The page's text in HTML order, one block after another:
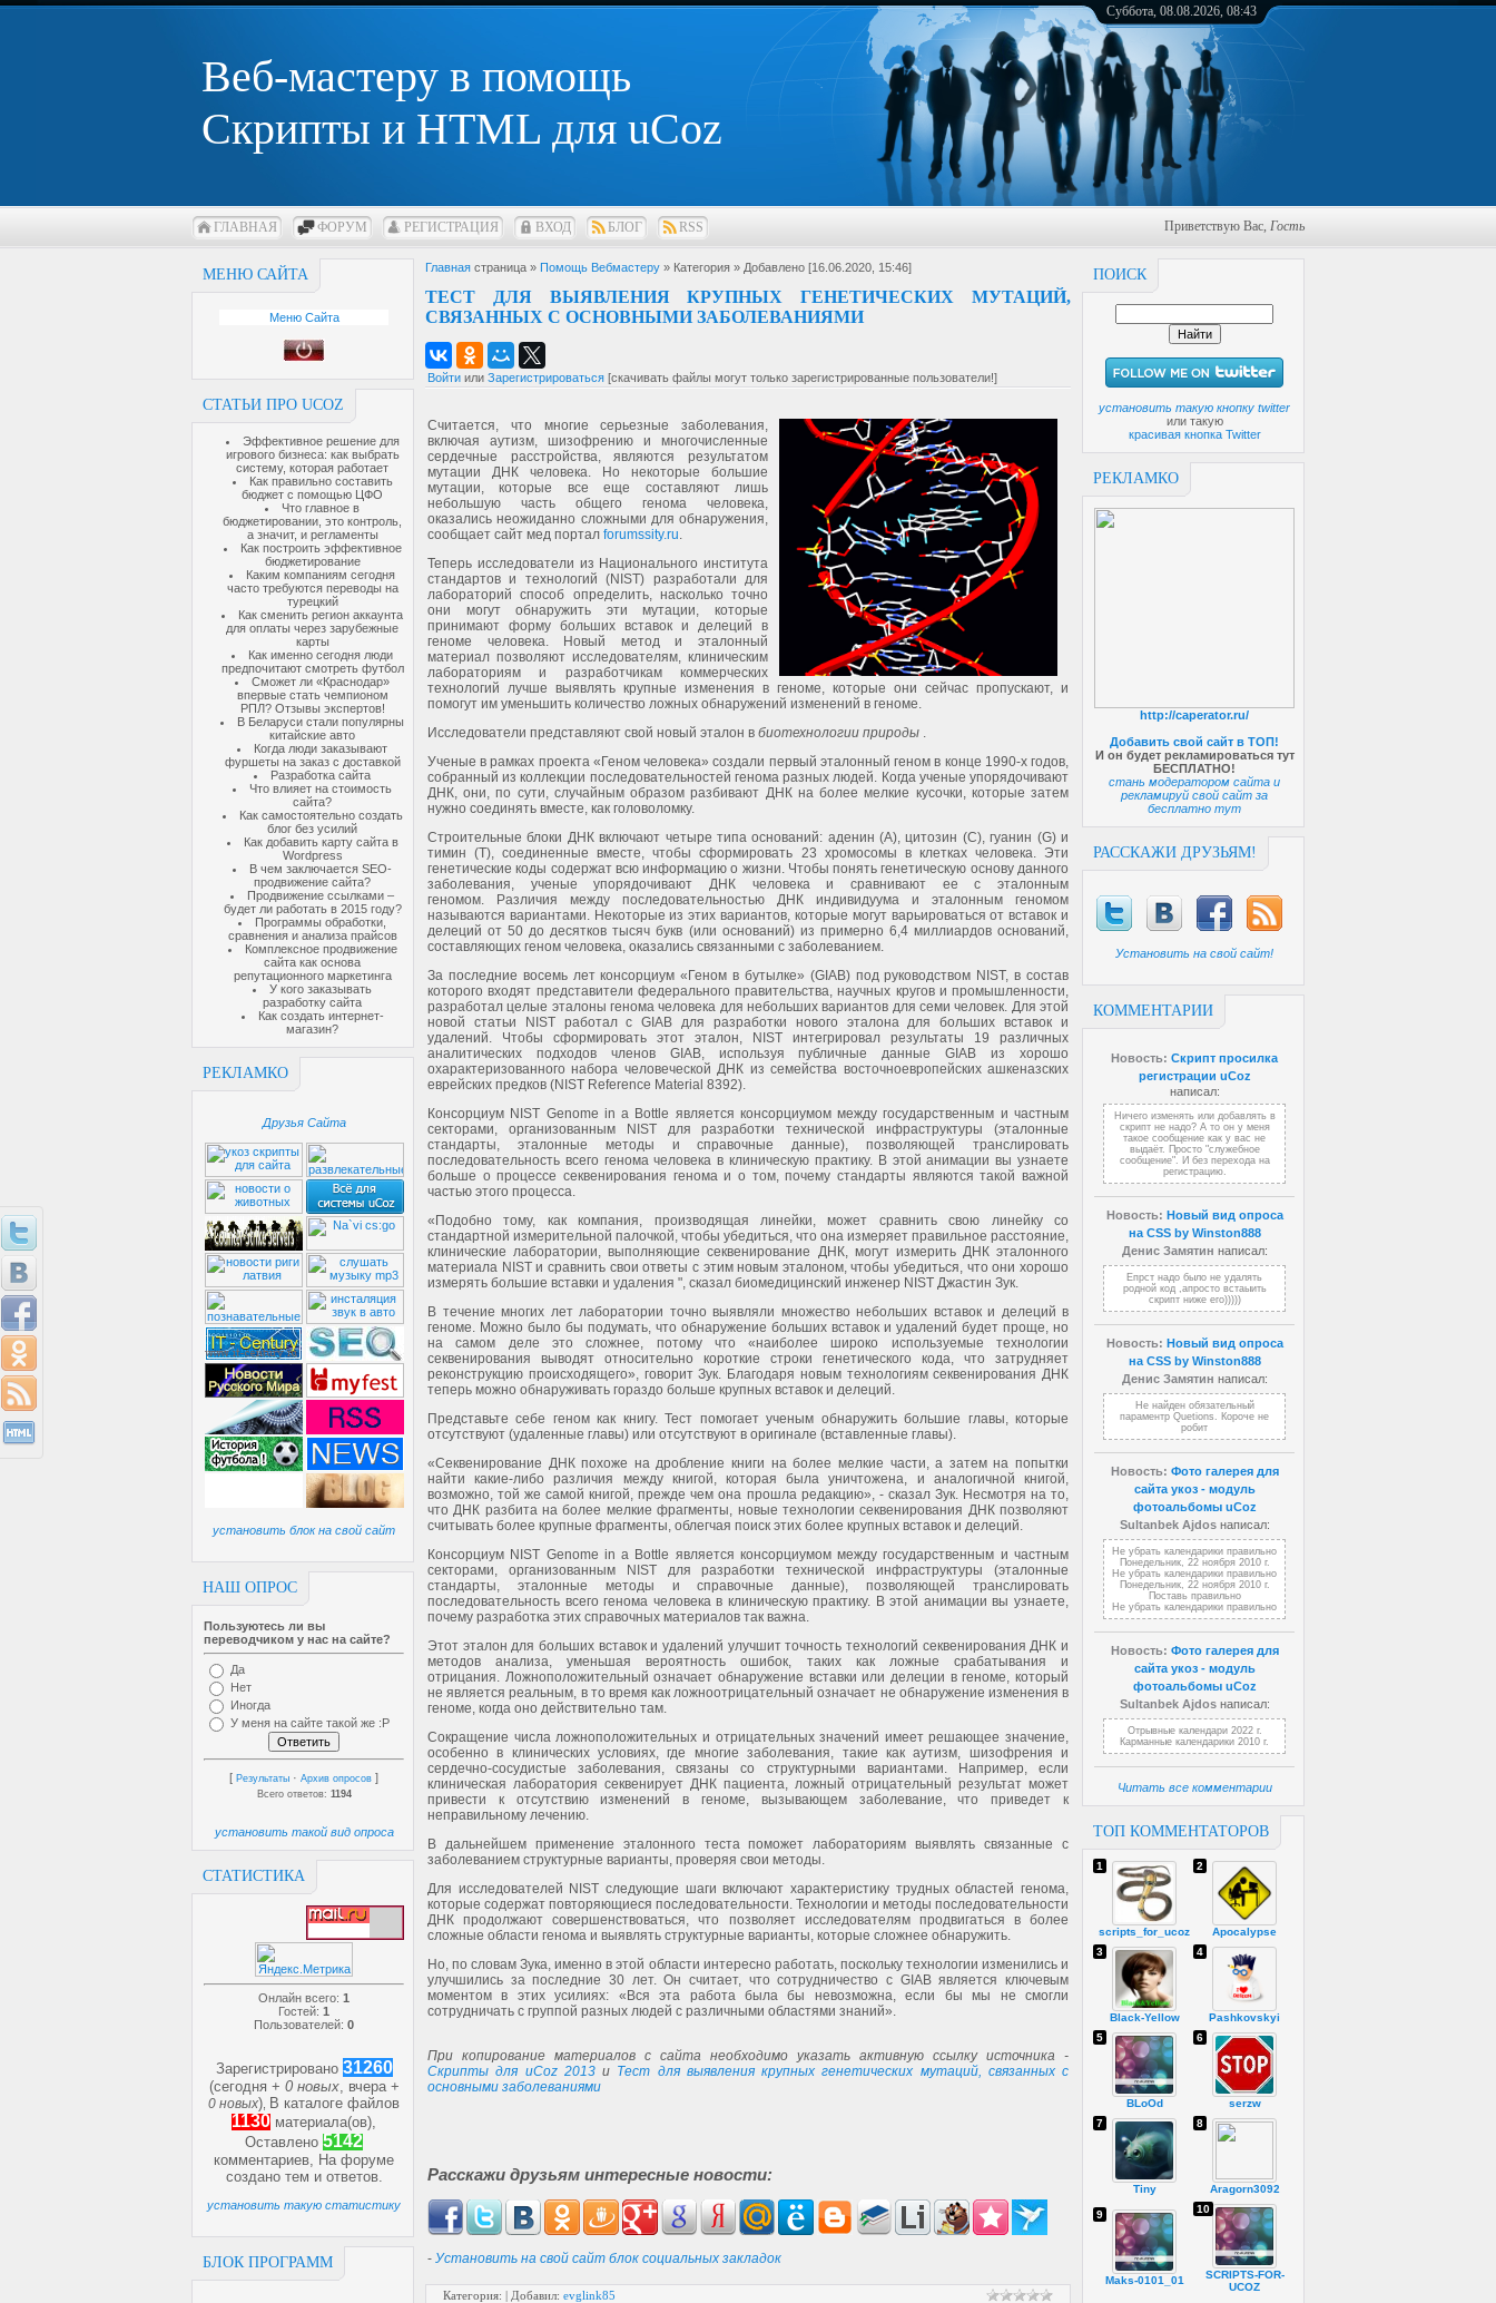
Веб-мастеру в помощь
Скрипты и HTML для uCoz
Суббота, 08.08.2026, 08:43
ГЛАВНАЯ ФОРУМ РЕГИСТРАЦИЯ ВХОД БЛОГ RSS Приветствую Вас, Гость
МЕНЮ САЙТА
Меню Сайта
СТАТЬИ ПРО UCOZ
Эффективное решение для
игрового бизнеса: как выбрать
систему, которая работает
Как правильно составить
бюджет с помощью ЦФО
Что главное в
бюджетировании, это контроль,
а значит, и регламенты
Как построить эффективное
бюджетирование
Каким компаниям сегодня
часто требуются переводы на
турецкий
Как сменить регион аккаунта
для оплаты через зарубежные
карты
Как именно сегодня люди
предпочитают смотреть футбол
Сможет ли «Краснодар»
впервые стать чемпионом
РПЛ? Отзывы экспертов!
В Беларуси стали популярны
китайские авто
Когда люди заказывают
фуршеты на заказ с доставкой
Разработка сайта
Что влияет на стоимость
сайта?
Как самостоятельно создать
блог без усилий
Как добавить карту сайта в
Wordpress
В чем заключается SEO-
продвижение сайта?
Продвижение ссылками –
будет ли работать в 2015 году?
Программы обработки,
сравнения и анализа прайсов
Комплексное продвижение
сайта как основа
репутационного маркетинга
У кого заказывать
разработку сайта
Как создать интернет-
магазин?
РЕКЛАМКО
Друзья Сайта
установить блок на свой сайт
НАШ ОПРОС
Пользуютесь ли вы
переводчиком у нас на сайте?
Да
Нет
Иногда
У меня на сайте такой же :P
[ Результаты · Архив опросов ]
Всего ответов: 1194
установить такой вид опроса
СТАТИСТИКА
Онлайн всего: 1
Гостей: 1
Пользователей: 0
Зарегистрировано 31260
(сегодня + 0 новых, вчера +
0 новых) В каталоге файлов
1130 материала(ов),
Оставлено 5142
комментариев, На форуме
создано тем и ответов.
установить такую статистику
БЛОК ПРОГРАММ
ПОИСК
установить такую кнопку twitter
или такую
красивая кнопка Twitter
РЕКЛАМКО
http://caperator.ru/
Добавить свой сайт в ТОП!
И он будет рекламироваться тут
БЕСПЛАТНО!
стань модератором сайта и
рекламируй свой сайт за
бесплатно тут
РАССКАЖИ ДРУЗЬЯМ!
Установить на свой сайт!
КОММЕНТАРИИ
Новость: Скрипт просилка
регистрации uCoz
написал:
Ничего изменять или добавлять в
скрипт не надо? А то он у меня
такое сообщение как у вас не
выдаёт. Просто "служебное
сообщение". И без перехода на
регистрацию.
Новость: Новый вид опроса
на CSS by Winston888
Денис Замятин написал:
Епрст надо было не удалять
родной код ,апросто встаыить
скрипт ниже его)))))
Новость: Новый вид опроса
на CSS by Winston888
Денис Замятин написал:
Не найден обязательный
параментр Quetions. Короче не
робит
Новость: Фото галерея для
сайта укоз - модуль
фотоальбомы uCoz
Sultanbek Ajdosнаписал:
Не убрать календарики правильно
Понедельник, 22 ноября 2010 г.
Не убрать календарики правильно
Понедельник, 22 ноября 2010 г.
Поставь правильно
Не убрать календарики правильно
Новость: Фото галерея для
сайта укоз - модуль
фотоальбомы uCoz
Sultanbek Ajdosнаписал:
Отрывные календари 2022 г.
Карманные календарики 2010 г.
Читать все комментарии
ТОП КОММЕНТАТОРОВ
scripts_for_ucoz
1
Apocalypse
2
Black-Yellow
3
Pashkovskyi
4
BLoOd
5
serzw
6
Tiny
7
Aragorn3092
8
Maks-0101_01
9
SCRIPTS-FOR-
UCOZ
10
Главная страница » Помощь Вебмастеру » Категория » Добавлено [16.06.2020, 15:46]
ТЕСТ ДЛЯ ВЫЯВЛЕНИЯ КРУПНЫХ ГЕНЕТИЧЕСКИХ МУТАЦИЙ,
СВЯЗАННЫХ С ОСНОВНЫМИ ЗАБОЛЕВАНИЯМИ
Войти или Зарегистрироваться [скачивать файлы могут только зарегистрированные пользователи!]
Считается, что многие серьезные заболевания,
включая аутизм, шизофрению и многочисленные
сердечные расстройства, являются результатом
мутации ДНК человека. Но некоторые большие
мутации, которые все еще составляют лишь
небольшую часть общего генома человека,
оказались неожиданно сложными для обнаружения,
сообщает сайт мед портал forumssity.ru.
Теперь исследователи из Национального института
стандартов и технологий (NIST) разработали для
лабораторий способ определить, насколько точно
они могут обнаружить эти мутации, которые
принимают форму больших вставок и делеций в
геноме человека. Новый метод и эталонный
материал позволяют исследователям, клиническим
лабораториям и разработчикам коммерческих
технологий лучше выявлять крупные изменения в геноме, которые они сейчас пропускают, и
помогут им уменьшить количество ложных обнаружений изменений в геноме.
Исследователи представляют свой новый эталон в биотехнологии природы .
Ученые в рамках проекта «Геном человека» создали первый эталонный геном в конце 1990-х годов,
собранный из коллекции последовательностей генома разных людей. Когда ученые упорядочивают
ДНК, они, по сути, случайным образом разбивают ДНК на более мелкие кусочки, которые затем
нужно соединять вместе, как головоломку.
Строительные блоки ДНК включают четыре типа оснований: аденин (A), цитозин (C), гуанин (G) и
тимин (T), соединенные вместе, чтобы сформировать 23 хромосомы в клетках человека. Эти
генетические коды содержат всю информацию о жизни. Чтобы понять генетическую основу данного
заболевания, ученые упорядочивают ДНК человека и сравнивают ее с эталонным
геномом. Различия между последовательностью ДНК индивидуума и эталонным геномом
называются вариантами. Некоторые из этих вариантов, которые могут варьироваться от вставок и
делеций от 50 до десятков тысяч букв (или оснований) из примерно 6,4 миллиардов оснований,
составляющих геном человека, оказались связанными с заболеванием.
За последние восемь лет консорциум «Геном в бутылке» (GIAB) под руководством NIST, в состав
которого входят представители федерального правительства, научных кругов и промышленности,
разработал целые эталоны генома человека для небольших вариантов для семи человек. Для этой
новой статьи NIST работал с GIAB для разработки нового эталона для больших вставок и
удалений. Чтобы сформировать этот эталон, NIST интегрировал результаты 19 различных
аналитических подходов членов GIAB, используя публичные данные GIAB из хорошо
охарактеризованного набора человеческой ДНК из семейства восточноевропейских ашкеназских
еврейских предков (NIST Reference Material 8392).
Консорциум NIST Genome in a Bottle является консорциумом между государственным и частным
секторами, организованным NIST для разработки технической инфраструктуры (эталонные
стандарты, эталонные методы и справочные данные), позволяющей транслировать
последовательность всего генома человека в клиническую практику. В этой анимации вы узнаете
больше о процессе секвенирования генома и о том, почему стандарты являются такой важной
частью этого процесса.
«Подобно тому, как компания, производящая линейки, может сравнить свою линейку со
стандартной измерительной палочкой, чтобы убедиться, что она измеряет правильное расстояние,
клинические лаборатории, выполняющие секвенирование ДНК, могут измерить ДНК эталонного
материала NIST и сравнить свои ответы с этим новым эталоном, чтобы убедиться, что они хорошо
измерять большие вставки и удаления ", сказал биомедицинский инженер NIST Джастин Зук.
В течение многих лет лаборатории точно выявляли множество небольших вставок и делеций в
геноме. Можно было бы подумать, что обнаружение больших вставок и удалений будет проще, но
на самом деле это сложнее, потому что «наиболее широко используемые технологии
секвенирования выводят относительно короткие строки генетического кода, что затрудняет
реконструкцию происходящего», говорит Зук. Благодаря новым технологиям секвенирования ДНК
теперь можно обнаруживать гораздо больше крупных вставок и делеций.
Представьте себе геном как книгу. Тест помогает ученым обнаружить большие главы, которые
отсутствуют (удаленные главы) или отсутствуют в оригинале (вставленные главы).
«Секвенирование ДНК похоже на дробление книги на более мелкие части, а затем на попытки
найти какие-либо различия между книгой, которая была уничтожена, и аналогичной книгой,
возможно, той же самой книгой, прежде чем она прошла редакцию», - сказал Зук. Несмотря на то,
что ДНК разбита на более мелкие фрагменты, новые технологии секвенирования ДНК позволяют
считывать более крупные фрагменты, облегчая поиск этих более крупных вставок и делеций.
Консорциум NIST Genome in a Bottle является консорциумом между государственным и частным
секторами, организованным NIST для разработки технической инфраструктуры (эталонные
стандарты, эталонные методы и справочные данные), позволяющей транслировать
последовательность всего генома человека в клиническую практику. В этой анимации вы узнаете,
почему разработка этих справочных материалов так важна.
Этот эталон для больших вставок и удалений улучшит точность технологий секвенирования ДНК и
методов анализа, уменьшая вероятность ошибок, таких как ложные срабатывания и
отрицания. Ложноположительный означает обнаружение вставки или делеции в геноме, который
не является реальным, в то время как ложноотрицательный означает не обнаружение изменения в
геноме, когда оно действительно там.
Сокращение числа ложноположительных и отрицательных значений имеет решающее значение,
особенно в клинических условиях, где многие заболевания, такие как аутизм, шизофрения и
сердечно-сосудистые заболевания, связаны со структурными вариантами. Например, если
клиническая лаборатория секвенирует ДНК пациента, ложный отрицательный результат может
привести к отсутствию изменений в геноме, вызывающем заболевание, что приведет к
неправильному лечению.
В дальнейшем применение эталонного теста поможет лабораториям выявлять связанные с
заболеванием структурные варианты, проверяя свои методы.
Для исследователей NIST следующие шаги включают характеристику трудных областей генома,
которые содержат повторяющиеся последовательности. Технологии и методы последовательности
ДНК продолжают совершенствоваться, что позволяет исследователям продвигаться в более
сложные области генома и выявлять структурные варианты, которые сложнее обнаружить.
Но, по словам Зука, именно в этой области интересно работать, поскольку технологии изменились и
улучшились за последние 30 лет. Он считает, что сотрудничество с GIAB является ключевым
моментом в этих усилиях: «Вся эта работа была бы невозможна, если бы мы не смогли
сотрудничать с группой разных людей с различными областями знаний».
При копирование материалов с сайта необходимо указать активную ссылку источника -
Скрипты для uCoz 2013и Тест для выявления крупных генетических мутаций, связанных с
основными заболеваниями
Расскажи друзьям интересные новости:
- Установить на свой сайт блок социальных закладок
Категория: | Добавил: evglink85